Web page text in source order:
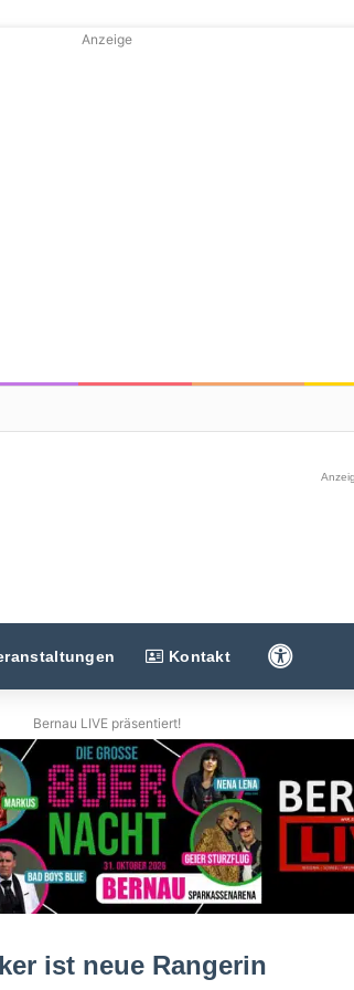
Anzeige
Kontakt
Bernau LIVE präsentiert!
ist neue Rangerin